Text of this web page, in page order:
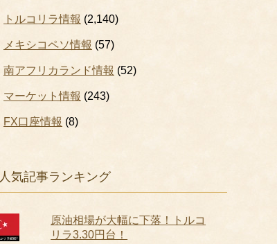
トルコリラ情報 (2,140)
メキシコペソ情報 (57)
南アフリカランド情報 (52)
マーケット情報 (243)
FX口座情報 (8)
人気記事ランキング
原油相場が大幅に下落！トルコ
リラ3.30円台！